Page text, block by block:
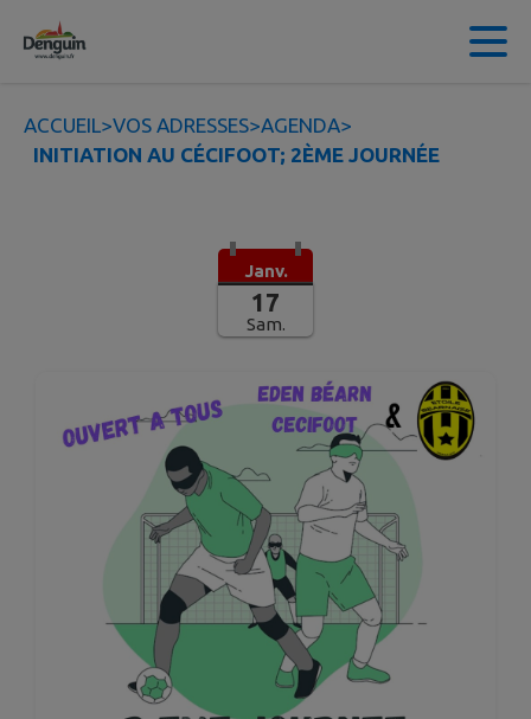
Contenu
ACCUEIL>VOS ADRESSES>AGENDA>
INITIATION AU CÉCIFOOT; 2ÈME JOURNÉE
Janv.
17
Sam.